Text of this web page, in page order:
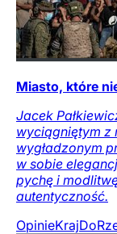
Miasto, które
Jacek
wyciągniętym z
wygładzonym
w sobie
pychę i
autentyczność.
OpinieKraj